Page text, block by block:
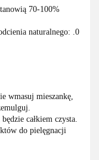
70-100%
naturalnego: .0
wmasuj mieszankę,
całkiem czysta.
do pielęgnacji